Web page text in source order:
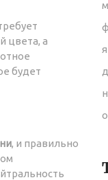
цвета, а
будет
, и правильно